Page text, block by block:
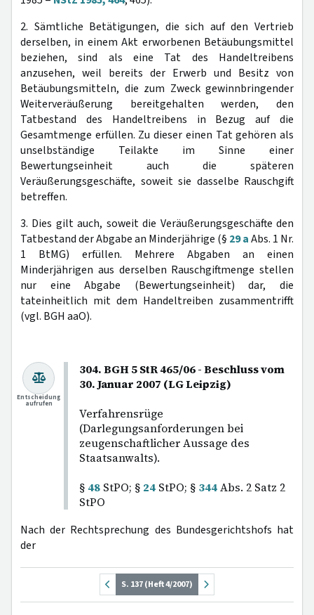
2. Sämtliche Betätigungen, die sich auf den Vertrieb
derselben, in einem Akt erworbenen Betäubungsmittel
beziehen, sind als eine Tat des Handeltreibens
anzusehen, weil bereits der Erwerb und Besitz von
Betäubungsmitteln, die zum Zweck gewinnbringender
Weiterveräußerung bereitgehalten werden, den
Tatbestand des Handeltreibens in Bezug auf die
Gesamtmenge erfüllen. Zu dieser einen Tat gehören als
unselbständige Teilakte im Sinne einer
Bewertungseinheit auch die späteren
Veräußerungsgeschäfte, soweit sie dasselbe Rauschgift
betreffen.
3. Dies gilt auch, soweit die Veräußerungsgeschäfte den
Tatbestand der Abgabe an Minderjährige (§ 29 aAbs. 1 Nr.
1 BtMG) erfüllen. Mehrere Abgaben an einen
Minderjährigen aus derselben Rauschgiftmenge stellen
nur eine Abgabe (Bewertungseinheit) dar, die
tateinheitlich mit dem Handeltreiben zusammentrifft
(vgl. BGH aaO).
304. BGH 5 StR 465/06 - Beschluss vom
30. Januar 2007 (LG Leipzig)
Verfahrensrüge
(Darlegungsanforderungen bei
zeugenschaftlicher Aussage des
Staatsanwalts).
§ 48 StPO; § 24 StPO; § 344Abs. 2 Satz 2
StPO
Entscheidung
aufrufen
Nach der Rechtsprechung des Bundesgerichtshofs hat
der
S. 137 (Heft 4/2007)